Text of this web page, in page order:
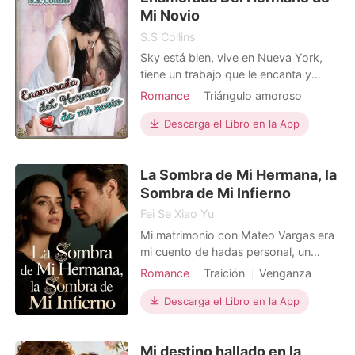
encontré a Javier en el
Mi Novio
S.S Collins
Sky está bien, vive en Nueva York,
tiene un trabajo que le encanta y
tiene un novio que siempre ha
cuando el hermano menor de su
novio se muda a su apartamento.
comienza a despertar sentimientos en
Romance
Triángulo amoroso
Hermoso
Dulce
Descarga el Libro en la App
La Sombra de Mi Hermana, la
Sombra de Mi Infierno
Fei Se Xiao Yu
Mi matrimonio con Mateo Vargas era
mi cuento de hadas personal, un
refugio de la sombra de mi
muerte de su gemelo, Lucas, llevó a
la matriarca del clan a forzar a Mateo
su linaje con Isabela, y esa noche,
Romance Traición
Venganza
Embarazo
Gemelos
Descarga el Libro en la App
Mi destino hallado en la